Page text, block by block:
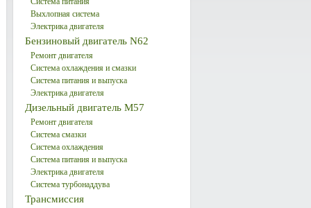
Выхлопная система
Электрика двигателя
Бензиновый двигатель N62
Ремонт двигателя
Система охлаждения и смазки
Система питания и выпуска
Электрика двигателя
Дизельный двигатель М57
Ремонт двигателя
Система смазки
Система охлаждения
Система питания и выпуска
Электрика двигателя
Система турбонаддува
Трансмиссия